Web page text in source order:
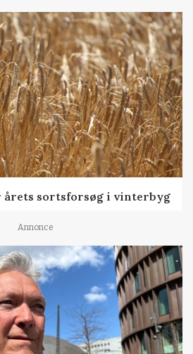
årets sortsforsøg i vinterbyg
Annonce